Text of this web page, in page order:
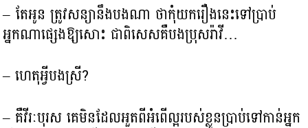
– តែអូន ត្រូវសន្យានឹងបងណា ថាកុំយករឿងនេះទៅប្រាប់
អ្នកណាផ្សេងឱ្យសោះ ជាពិសេសគឺបងប្រុសរ៉ាវី…
– ហេតុអ្វីបងស្រី?
– គឺវីរៈបុរស គេមិនដែលអួតពីអំពើល្អរបស់ខ្លួនប្រាប់ទៅកាន់អ្នក